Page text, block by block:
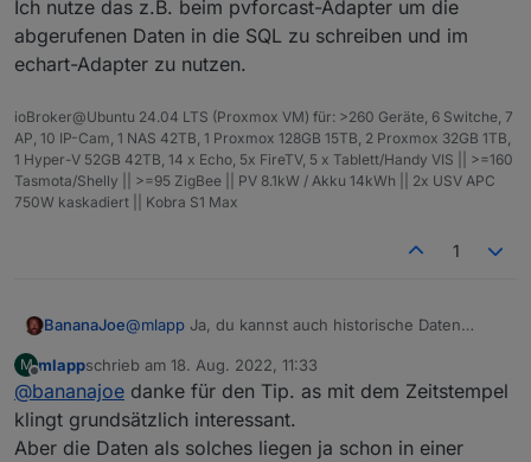
Die 1.x des Adapters hat Probleme mit der
MySQL8, welche jetzt behoben sein sollten.
Der SSL-Connection Support hat jetzt die
selbstsignierte Zertifikate zu ignorieren und
generell wurde Datenbankübergreifend der SSL
Support geprüft und aktualisiert.
die ich nach der Erstellung in die DB speichere werden
angezeigt. Daten davor leider nicht. Gibt es dafür eine
Lösung außer Grafana zu verwenden?
Ich nutze das z.B. beim pvforcast-Adapter um die
abgerufenen Daten in die SQL zu schreiben und im
echart-Adapter zu nutzen.
ioBroker@Ubuntu 24.04 LTS (Proxmox VM) für: >260 Geräte, 6 Switche, 7
AP, 10 IP-Cam, 1 NAS 42TB, 1 Proxmox 128GB 15TB, 2 Proxmox 32GB 1TB,
1 Hyper-V 52GB 42TB, 14 x Echo, 5x FireTV, 5 x Tablett/Handy VIS || >=160
Tasmota/Shelly || >=95 ZigBee || PV 8.1kW / Akku 14kWh || 2x USV APC
750W kaskadiert || Kobra S1 Max
1
BananaJoe@mlapp Ja, du kannst auch historische Daten
Du brauchst einen Datenpunkt für den SQL aktiviert
wurde und persendTo kannst du Daten an diesen
senden - mit Zeitstempel. Beispiele findest du auf
der GitHub Seite zum SQL-Adapter.
Ich nutze das z.B. beim pvforcast-Adapter um die
abgerufenen Daten in die SQL zu schreiben und im
echart-Adapter zu nutzen.
M
Offline
mlappschrieb am 18. Aug. 2022, 11:33
zuletzt editiert von
@bananajoe danke für den Tip. as mit dem Zeitstempel
klingt grundsätzlich interessant.
Aber die Daten als solches liegen ja schon in einer